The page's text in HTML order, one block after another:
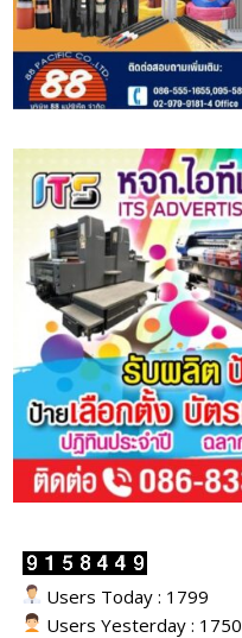
Users Today : 1799
Users Yesterday : 1750